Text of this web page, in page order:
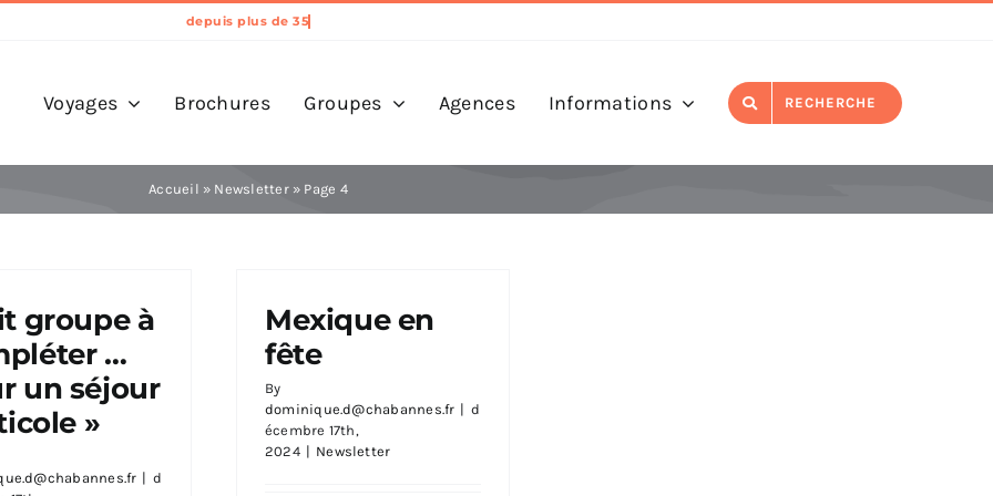
Voyages Brochures Groupes Agences Informations RECHERCHE
Accueil » Newsletter» Page 4
groupe à
…
un séjour
»
| d
Mexique en
fête
By
dominique.d@chabannes.fr | d
écembre 17th,
2024 | Newsletter